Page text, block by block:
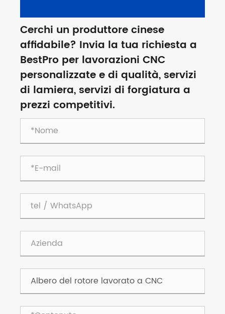
Cerchi un produttore cinese
affidabile? Invia la tua richiesta a
BestPro per lavorazioni CNC
personalizzate e di qualità, servizi
di lamiera, servizi di forgiatura a
prezzi competitivi.